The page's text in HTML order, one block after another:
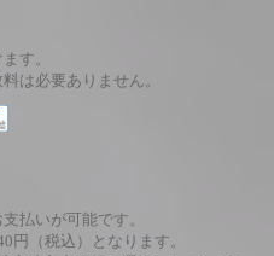
す。
は必要ありません。
払いが可能です。
円（税込）となります。